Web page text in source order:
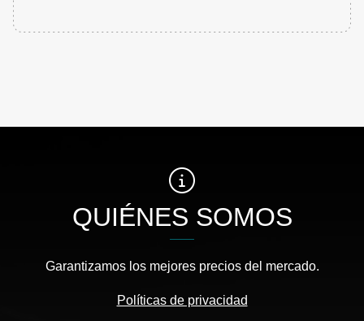
QUIÉNES SOMOS
Garantizamos los mejores precios del mercado.
Políticas de privacidad